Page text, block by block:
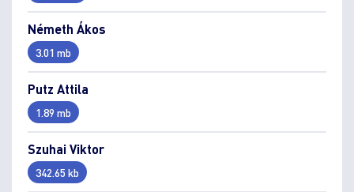
Németh Ákos
3.01 mb
Putz Attila
1.89 mb
Szuhai Viktor
342.65 kb